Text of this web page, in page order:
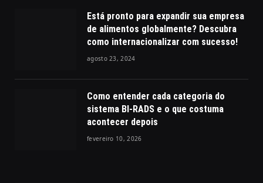
Está pronto para expandir sua empresa
de alimentos globalmente? Descubra
como internacionalizar com sucesso!
agosto 23, 2024
Como entender cada categoria do
sistema BI-RADS e o que costuma
acontecer depois
fevereiro 10, 2026